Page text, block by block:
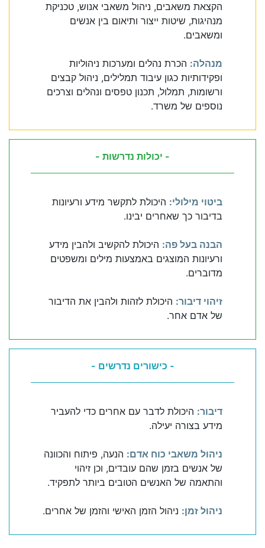
הקצאת משאבים, ניהול משאבי אנוש, טכניקת
מנהיגות, שיטות ייצור ותיאום בין אנשים
ומשאבים.
מנהלה: הכרת נהלים ומערכות ניהוליות
ופקידותיות כגון עיבוד תמלילים, ניהול קבצים
ורשומות, תמלול, תכנון טפסים ונהלים וצרכים
נוספים של משרד.
- יכולות נדרשות -
ביטוי מילולי: היכולת לתקשר מידע ורעיונות
בדיבור כך שאחרים יבינו.
הבנה בעל פה: היכולת להקשיב ולהבין מידע
ורעיונות המוצגים באמצעות מילים ומשפטים
מדוברים.
זיהוי דיבור: היכולת לזהות ולהבין את הדיבור
של אדם אחר.
- כישורים נדרשים -
דיבור: היכולת לדבר עם אחרים כדי להעביר
מידע בצורה יעילה.
ניהול משאבי כוח אדם: הנעה, פיתוח והכוונה
של אנשים בזמן שהם עובדים, וכן זיהוי
והתאמה של האנשים הטובים ביותר לתפקיד.
ניהול זמן: ניהול הזמן האישי והזמן של אחרים.